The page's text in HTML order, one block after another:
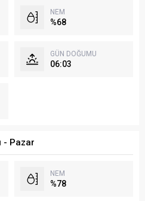
NEM
%68
GÜN DOĞUMU
06:03
- Pazar
NEM
%78